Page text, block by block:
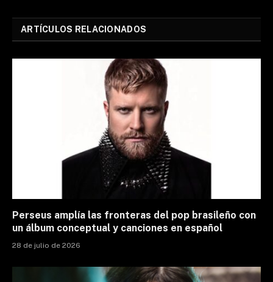
ARTÍCULOS RELACIONADOS
Perseus amplía las fronteras del pop brasileño con
un álbum conceptual y canciones en español
28 de julio de 2026